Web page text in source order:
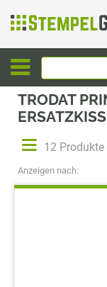
TRODAT
12 Produkte
Anzeigen nach: